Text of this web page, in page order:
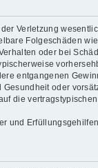
Verletzung
Folgeschäden
oder bei
entgangenen
oder
die
und